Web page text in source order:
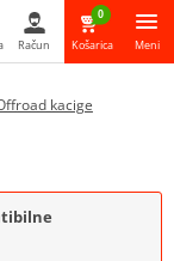
Pretraga
Račun
0
Košarica Meni
kacige